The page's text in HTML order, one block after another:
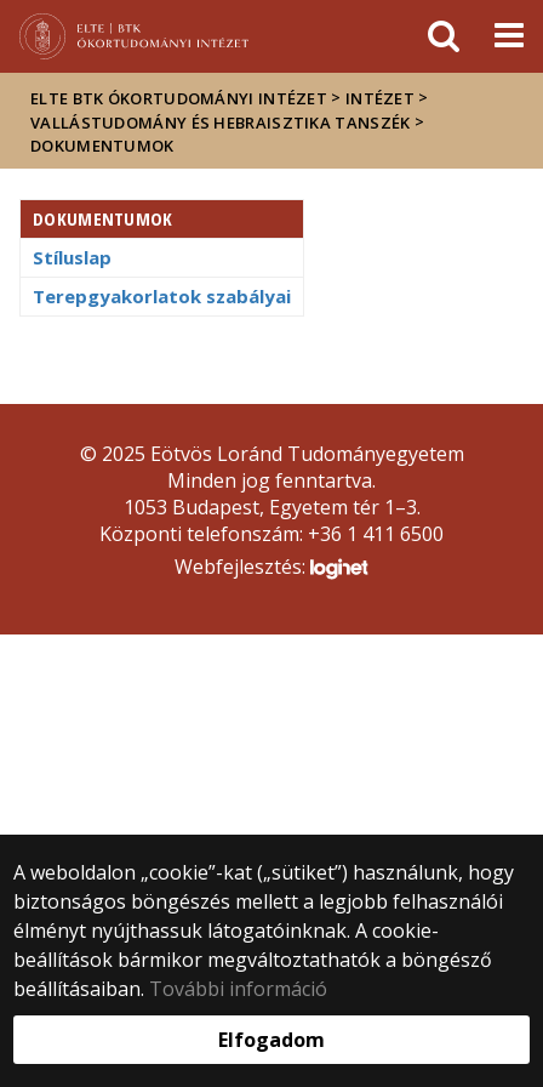
sajtóban
ELTE BTK ÓKORTUDOMÁNYI INTÉZET > INTÉZET >
VALLÁSTUDOMÁNY ÉS HEBRAISZTIKA TANSZÉK >
DOKUMENTUMOK
DOKUMENTUMOK
Stíluslap
Terepgyakorlatok szabályai
A weboldalon „cookie”-kat („sütiket”) használunk, hogy
biztonságos böngészés mellett a legjobb felhasználói
élményt nyújthassuk látogatóinknak. A cookie-
beállítások bármikor megváltoztathatók a böngésző
beállításaiban. További információ
Elfogadom
© 2025 Eötvös Loránd Tudományegyetem
Minden jog fenntartva.
1053 Budapest, Egyetem tér 1–3.
Központi telefonszám: +36 1 411 6500
Webfejlesztés: